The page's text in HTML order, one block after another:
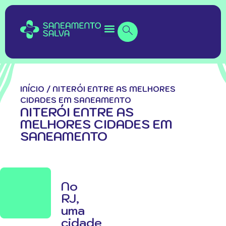
INÍCIO / NITERÓI ENTRE AS MELHORES
CIDADES EM SANEAMENTO
NITERÓI ENTRE AS
MELHORES CIDADES EM
SANEAMENTO
No
RJ,
uma
cidade